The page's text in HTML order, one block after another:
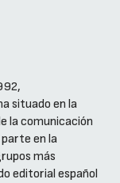
situado en la
la comunicación
en la
más
editorial español